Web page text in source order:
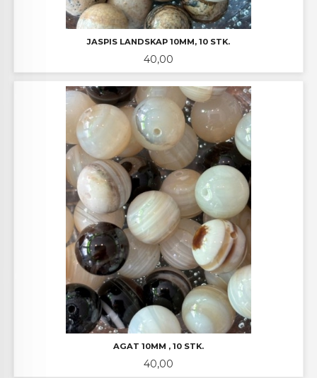
JASPIS LANDSKAP 10MM, 10 STK.
Pris
40,00
AGAT 10MM , 10 STK.
Pris
40,00